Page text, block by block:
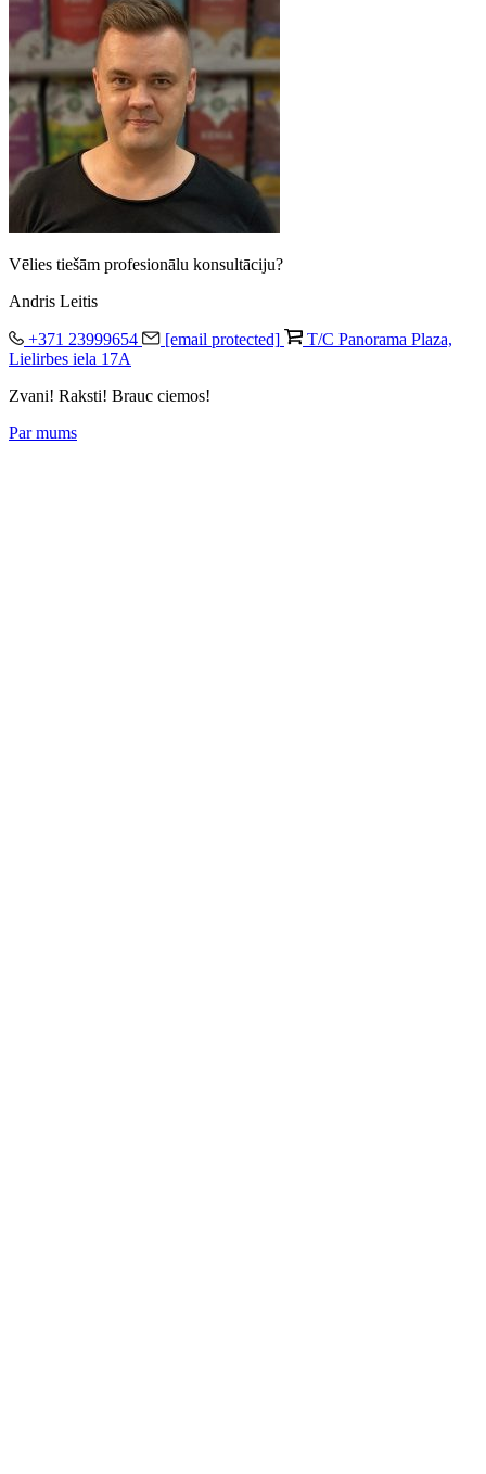
Vēlies tiešām profesionālu konsultāciju?
Andris Leitis
+371 23999654 [email protected]
T/C Panorama Plaza,
Lielirbes iela 17A
Zvani! Raksti! Brauc ciemos!
Par mums